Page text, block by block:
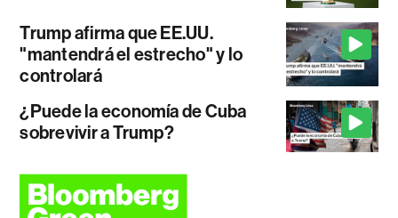
Trump afirma que EE.UU.
"mantendrá el estrecho" y lo
controlará
¿Puede la economía de Cuba
sobrevivir a Trump?